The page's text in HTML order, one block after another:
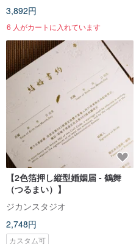
3,892円
6 人がカートに入れています
【2色箔押し縦型婚姻届 - 鶴舞
（つるまい）】
ジカンスタジオ
2,748円
カスタム可